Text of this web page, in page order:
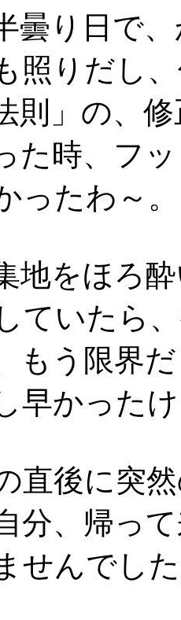
曇り日で
照りだし
則」の、
た時、フ
ったわ～。
地をほろ
ていたら
もう限界
早かった
直後に突
分、帰っ
せんでし